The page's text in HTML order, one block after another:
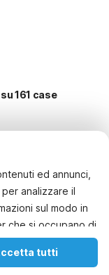
ed annunci,
analizzare il
sul modo in
che si occupano di
i quali
che ha fornito
tutti
161 case
le
fjord-norge
le vacanze
Account